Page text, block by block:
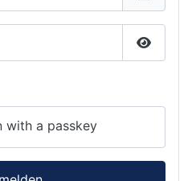
Show
with a passkey